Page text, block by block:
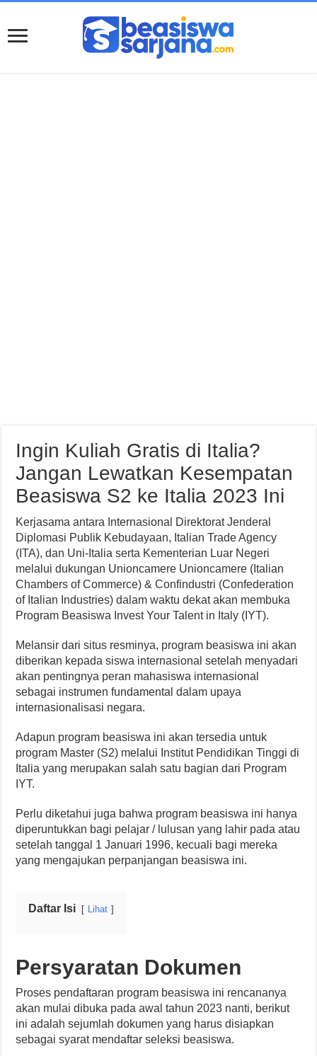
Ingin Kuliah Gratis di Italia?
Jangan Lewatkan Kesempatan
Beasiswa S2 ke Italia 2023 Ini
Kerjasama antara Internasional Direktorat Jenderal
Diplomasi Publik Kebudayaan, Italian Trade Agency
(ITA), dan Uni-Italia serta Kementerian Luar Negeri
melalui dukungan Unioncamere Unioncamere (Italian
Chambers of Commerce) & Confindustri (Confederation
of Italian Industries) dalam waktu dekat akan membuka
Program Beasiswa Invest Your Talent in Italy (IYT).
Melansir dari situs resminya, program beasiswa ini akan
diberikan kepada siswa internasional setelah menyadari
akan pentingnya peran mahasiswa internasional
sebagai instrumen fundamental dalam upaya
internasionalisasi negara.
Adapun program beasiswa ini akan tersedia untuk
program Master (S2) melalui Institut Pendidikan Tinggi di
Italia yang merupakan salah satu bagian dari Program
IYT.
Perlu diketahui juga bahwa program beasiswa ini hanya
diperuntukkan bagi pelajar / lulusan yang lahir pada atau
setelah tanggal 1 Januari 1996, kecuali bagi mereka
yang mengajukan perpanjangan beasiswa ini.
Daftar Isi Lihat
Persyaratan Dokumen
Proses pendaftaran program beasiswa ini rencananya
akan mulai dibuka pada awal tahun 2023 nanti, berikut
ini adalah sejumlah dokumen yang harus disiapkan
sebagai syarat mendaftar seleksi beasiswa.